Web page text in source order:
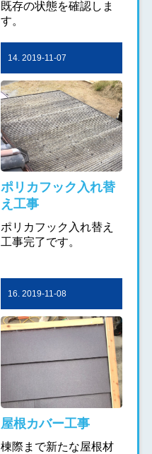
既存の状態を確認しま
す。
14. 2019-11-07
ポリカフック入れ替
え工事
ポリカフック入れ替え
工事完了です。
16. 2019-11-08
屋根カバー工事
棟際まで新たな屋根材